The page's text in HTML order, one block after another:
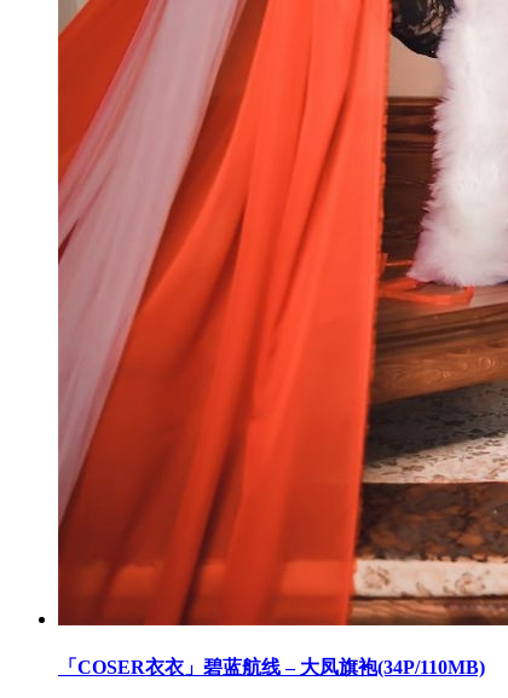
「COSER衣衣」碧蓝航线 – 大凤旗袍(34P/110MB)